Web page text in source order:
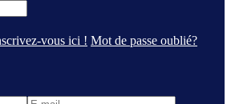
vous ici ! Mot de passe oublié?